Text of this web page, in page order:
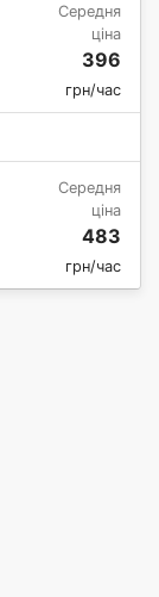
Середня
ціна
396
грн/час
Середня
ціна
483
грн/час